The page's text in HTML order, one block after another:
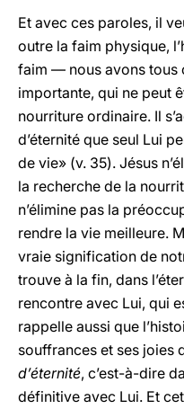
Et avec ces paroles, il
outre la faim physique,
faim — nous avons tous
importante, qui ne peut
nourriture ordinaire. Il
d’éternité que seul Lui
de vie» (v. 35). Jésus
la recherche de la
n’élimine pas la
rendre la vie meilleure.
vraie signification de
trouve à la fin, dans
rencontre avec Lui, qui
rappelle aussi que
souffrances et ses joies
d’éternité, c’est-à-dire
définitive avec Lui. Et